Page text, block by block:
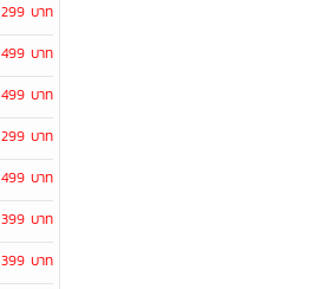
299 บาท
499 บาท
499 บาท
299 บาท
499 บาท
399 บาท
399 บาท